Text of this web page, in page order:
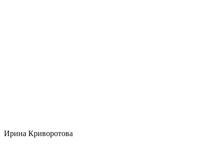
Ирина Криворотова